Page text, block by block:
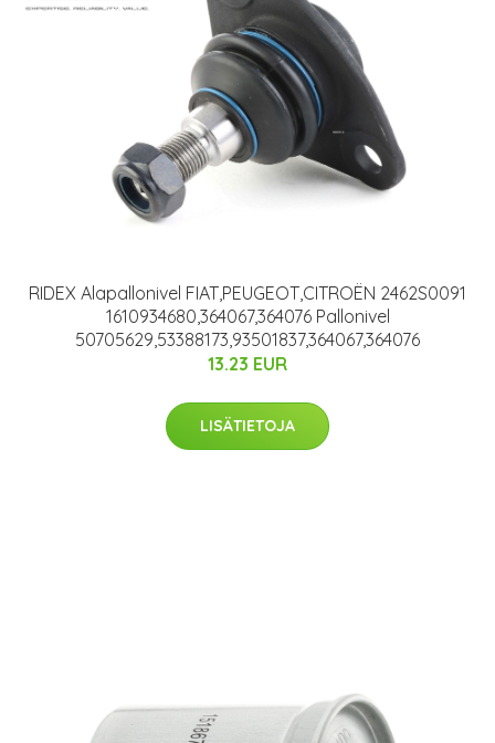
RIDEX Alapallonivel FIAT,PEUGEOT,CITROËN 2462S0091
1610934680,364067,364076 Pallonivel
50705629,53388173,93501837,364067,364076
13.23 EUR
LISÄTIETOJA